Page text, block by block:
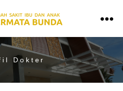
Dokter